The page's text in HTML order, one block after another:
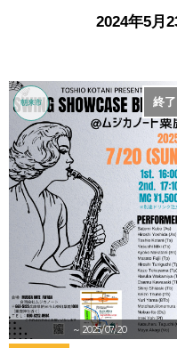
2024年5月
～ 2025/07/20
終了
朝来市